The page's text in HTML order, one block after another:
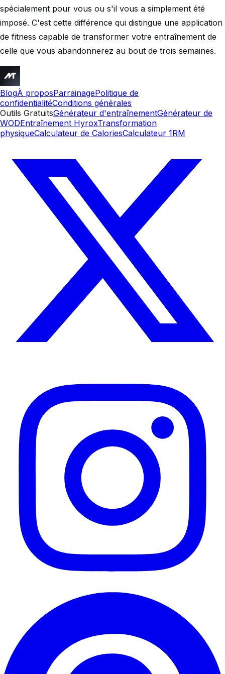
spécialement pour vous ou s'il vous a simplement été
imposé. C'est cette différence qui distingue une application
de fitness capable de transformer votre entraînement de
celle que vous abandonnerez au bout de trois semaines.
BlogÀ proposParrainagePolitique de
confidentialitéConditions générales
Outils GratuitsGénérateur d'entraînementGénérateur de
WODEntraînement HyroxTransformation
physiqueCalculateur de CaloriesCalculateur 1RM